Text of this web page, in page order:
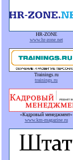
HR-ZONE
www.hr-zone.net
Trainings.ru
trainings.ru
«Кадровый менеджмент»
www.km-magazine.ru